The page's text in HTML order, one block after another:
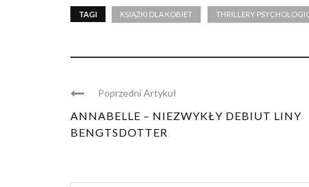
TAGI KSIĄŻKI DLA KOBIET THRILLERY
Poprzedni Artykuł
ANNABELLE – NIEZWYKŁY DEBIUT LINY
BENGTSDOTTER